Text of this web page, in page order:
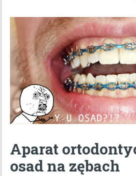
Aparat
osad na zębach